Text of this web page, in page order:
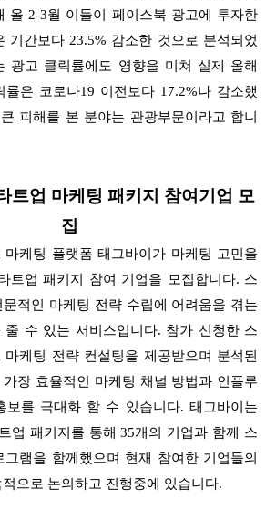
올 2-3월 이들이 페이스북 광고에 투자한
기간보다 23.5% 감소한 것으로 분석되었
광고 클릭률에도 영향을 미쳐 실제 올해
률은 코로나19 이전보다 17.2%나 감소했
피해를 본 분야는 관광부문이라고 합니
트업 마케팅 패키지 참여기업 모
집
마케팅 플랫폼 태그바이가 마케팅 고민을
트업 패키지 참여 기업을 모집합니다. 스
적인 마케팅 전략 수립에 어려움을 겪는
줄 수 있는 서비스입니다. 참가 신청한 스
마케팅 전략 컨설팅을 제공받으며 분석된
장 효율적인 마케팅 채널 방법과 인플루
보를 극대화 할 수 있습니다. 태그바이는
업 패키지를 통해 35개의 기업과 함께 스
그램을 함께했으며 현재 참여한 기업들의
으로 논의하고 진행중에 있습니다.